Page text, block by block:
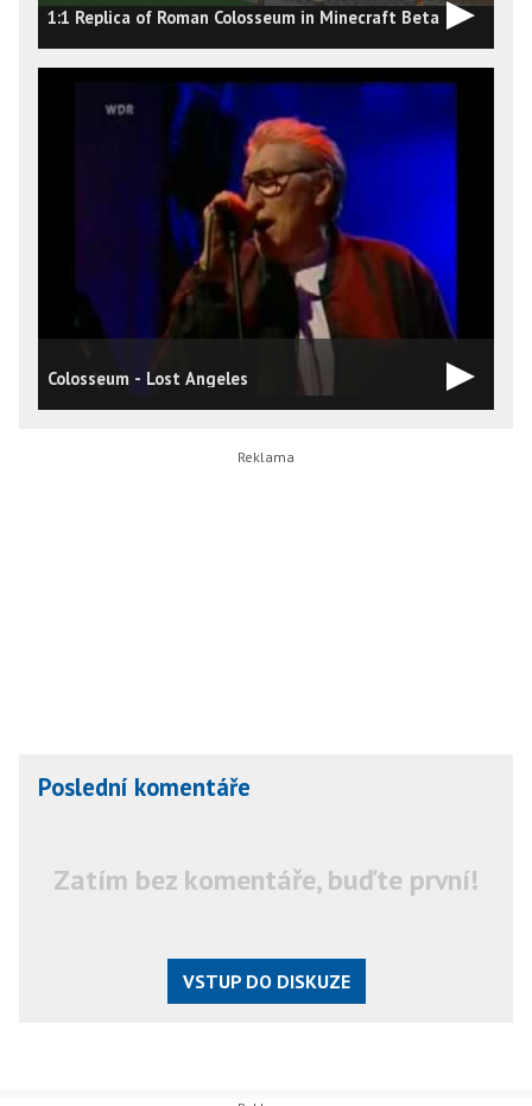
1:1 Replica of Roman Colosseum in Minecraft Beta
Colosseum - Lost Angeles
Poslední komentáře
Zatím bez komentáře, buďte první!
VSTUP DO DISKUZE